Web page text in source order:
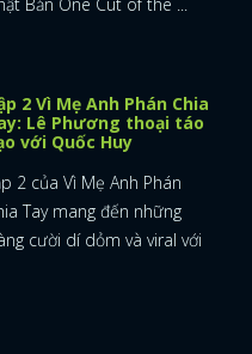
2 Vì Mẹ Anh Phán Chia
Lê Phương thoại táo
với Quốc Huy
2 của Vì Mẹ Anh Phán
Tay mang đến những
cười dí dỏm và viral với